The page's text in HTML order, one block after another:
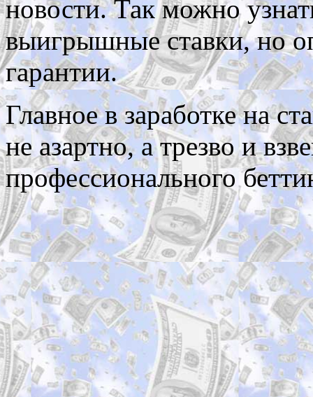
новости. Так можно
выигрышные ставки, но
гарантии.
Главное в заработке на
не азартно, а трезво и
профессионального